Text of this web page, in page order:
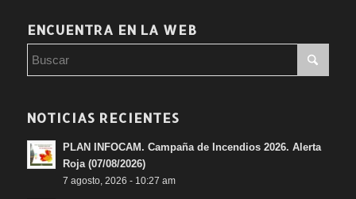
ENCUENTRA EN LA WEB
NOTICIAS RECIENTES
PLAN INFOCAM. Campaña de Incendios 2026. Alerta
Roja (07/08/2026)
7 agosto, 2026 - 10:27 am